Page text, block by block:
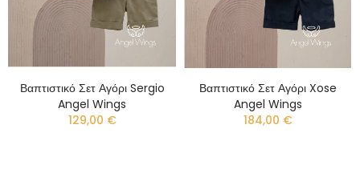
Βαπτιστικό Σετ Αγόρι Sergio
Angel Wings
129,00 €
Βαπτιστικό Σετ Αγόρι Xose
Angel Wings
184,00 €